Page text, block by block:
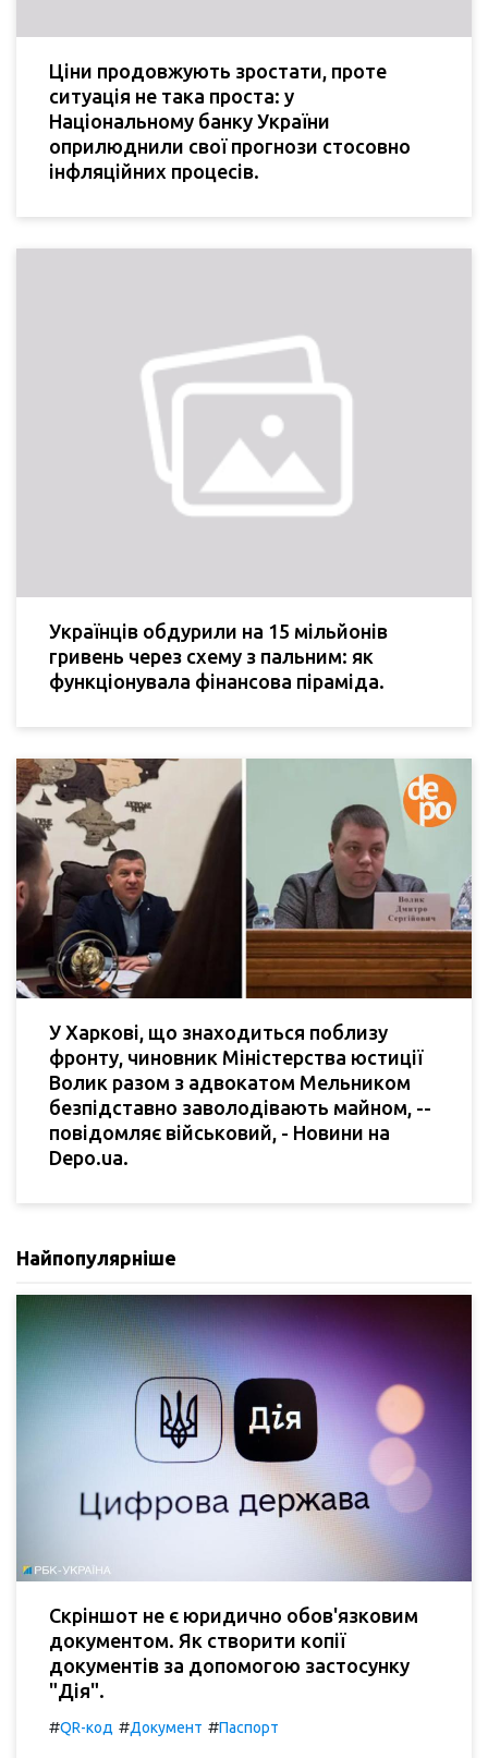
Ціни продовжують зростати, проте
ситуація не така проста: у
Національному банку України
оприлюднили свої прогнози стосовно
інфляційних процесів.
Українців обдурили на 15 мільйонів
гривень через схему з пальним: як
функціонувала фінансова піраміда.
У Харкові, що знаходиться поблизу
фронту, чиновник Міністерства юстиції
Волик разом з адвокатом Мельником
безпідставно заволодівають майном, --
повідомляє військовий, - Новини на
Depo.ua.
Найпопулярніше
Скріншот не є юридично обов'язковим
документом. Як створити копії
документів за допомогою застосунку
"Дія".
#QR-код #Документ #Паспорт